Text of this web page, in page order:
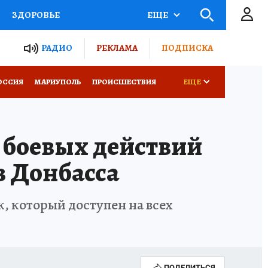
ЗДОРОВЬЕ
РОССИИ
КОНКУРСЫ
ЕЩЕ
РАДИО РЕКЛАМА ПОДПИСКА
МАРИУПОЛЬ ПРОИСШЕСТВИЯ ЕЩЕ
действий
который доступен на всех